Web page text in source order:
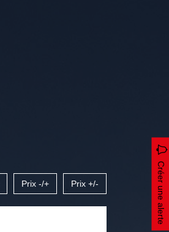
Créer une alerte
Prix -/+ Prix +/-